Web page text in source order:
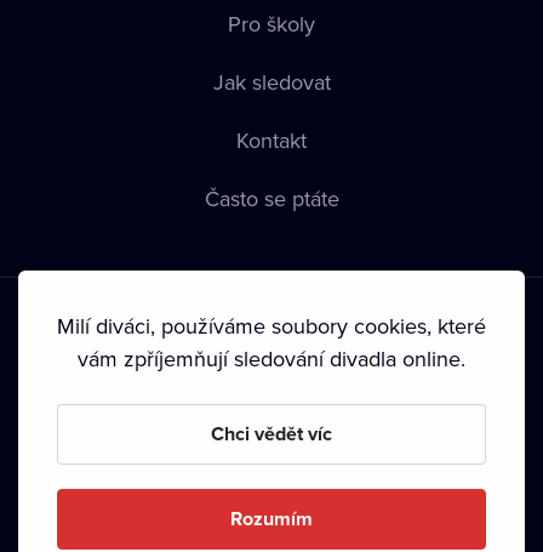
Pro školy
Jak sledovat
Kontakt
Často se ptáte
Podmínky používání • Ochrana soukromí • Zásady používání
• Autorská práva•
Milí diváci, používáme soubory cookies, které
vám zpříjemňují sledování divadla online.
Chci vědět víc
Rozumím